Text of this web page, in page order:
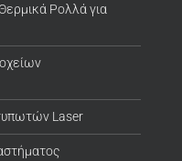
Ρολλά για
Laser